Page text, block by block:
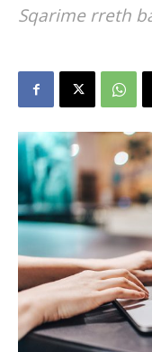
Sqarime rreth